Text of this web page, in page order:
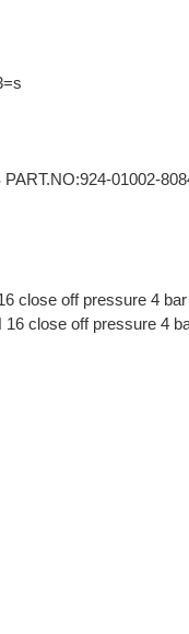
01002-
close off pressure 4
16 close off pressure 4